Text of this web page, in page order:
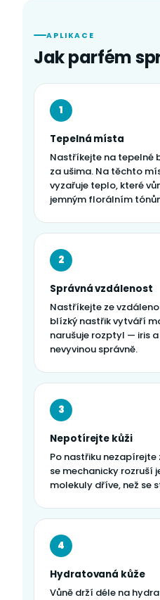
APLIKACE
Jak parfém
1
Tepelná místa
Nastříkejte na tepelné
za ušima. Na těchto
vyzařuje teplo, které
jemným florálním
2
Správná vzdálenost
Nastříkejte ze
blízký nastřik vytváří
narušuje rozptyl — iris
nevyvinou správně.
3
Nepotírejte kůži
Po nastřiku
se mechanicky rozruší
molekuly dříve, než se
4
Hydratovaná kůže
Vůně drží déle na